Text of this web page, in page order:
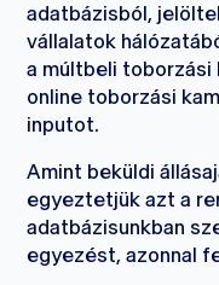
adatbázisból,
vállalatok
a múltbeli toborzási
online toborzási
inputot.
Amint beküldi
egyeztetjük azt a
adatbázisunkban
egyezést, azonnal